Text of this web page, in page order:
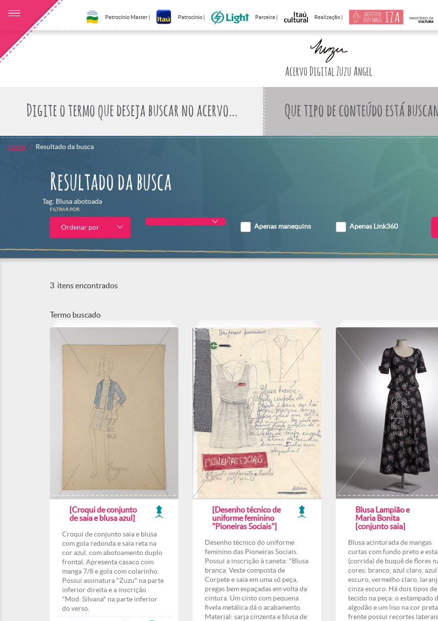
Patrocínio Master | Patrocínio | Parceira | Realização |
Acervo Digital Zuzu Angel
Que tipo de conteúdo está
Home Resultado da busca
Resultado da busca
Tag: Blusa abotoada
FILTRAR POR:
Ordenar por Apenas manequins Apenas Link360
3 itens encontrados
Termo buscado
[Croqui de conjunto
de saia e blusa azul]
Croqui de conjunto saia e blusa
com gola redonda e saia reta na
cor azul, com abotoamento duplo
frontal. Apresenta casaco com
manga 7/8 e gola com colarinho.
Possui assinatura "Zuzu" na parte
inferior direita e a inscrição
"Mod. Silvana" na parte inferior
do verso.
[Desenho técnico de
uniforme feminino
"Pioneiras Sociais"]
Desenho técnico do uniforme
feminino das Pioneiras Sociais.
Possui a inscrição à caneta: "Blusa
branca. Veste composta de
Corpete e saia em uma só peça,
pregas bem espaçadas em volta da
cintura. Um cinto com pequena
fivela metálica dá o acabamento.
Material: sarja cinzenta e blusa de
Blusa Lampião e
Maria Bonita
[conjunto saia]
Blusa acinturada de mangas
curtas com fundo preto e
(corrida) de buquê de flores
cores: branco, azul claro, azul
escuro, vermelho claro,
cinza escuro. Há dois tipos de
tecido na peça: o estampado
algodão e um liso na cor
frente possui recortes